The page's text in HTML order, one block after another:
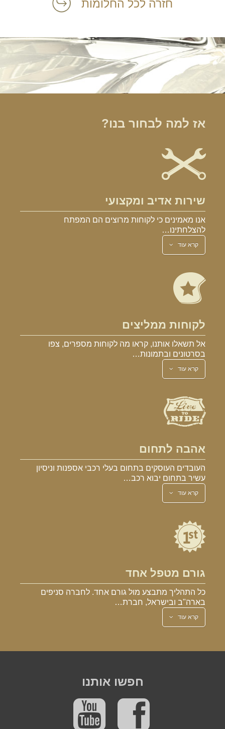
חזרה לכל החלומות
אז למה לבחור בנו?
שירות אדיב ומקצועי
אנו מאמינים כי לקוחות מרוצים הם המפתח
להצלחתינו…
קרא עוד
לקוחות ממליצים
אל תשאלו אותנו, קראו מה לקוחות מספרים, צפו
בסרטונים ובתמונות…
קרא עוד
אהבה לתחום
העובדים העוסקים בתחום בעלי רכבי אספנות וניסיון
עשיר בתחום יבוא רכב…
קרא עוד
גורם מטפל אחד
כל התהליך מתבצע מול גורם אחד. לחברה סניפים
בארה"ב ובישראל, חברת…
קרא עוד
חפשו אותנו